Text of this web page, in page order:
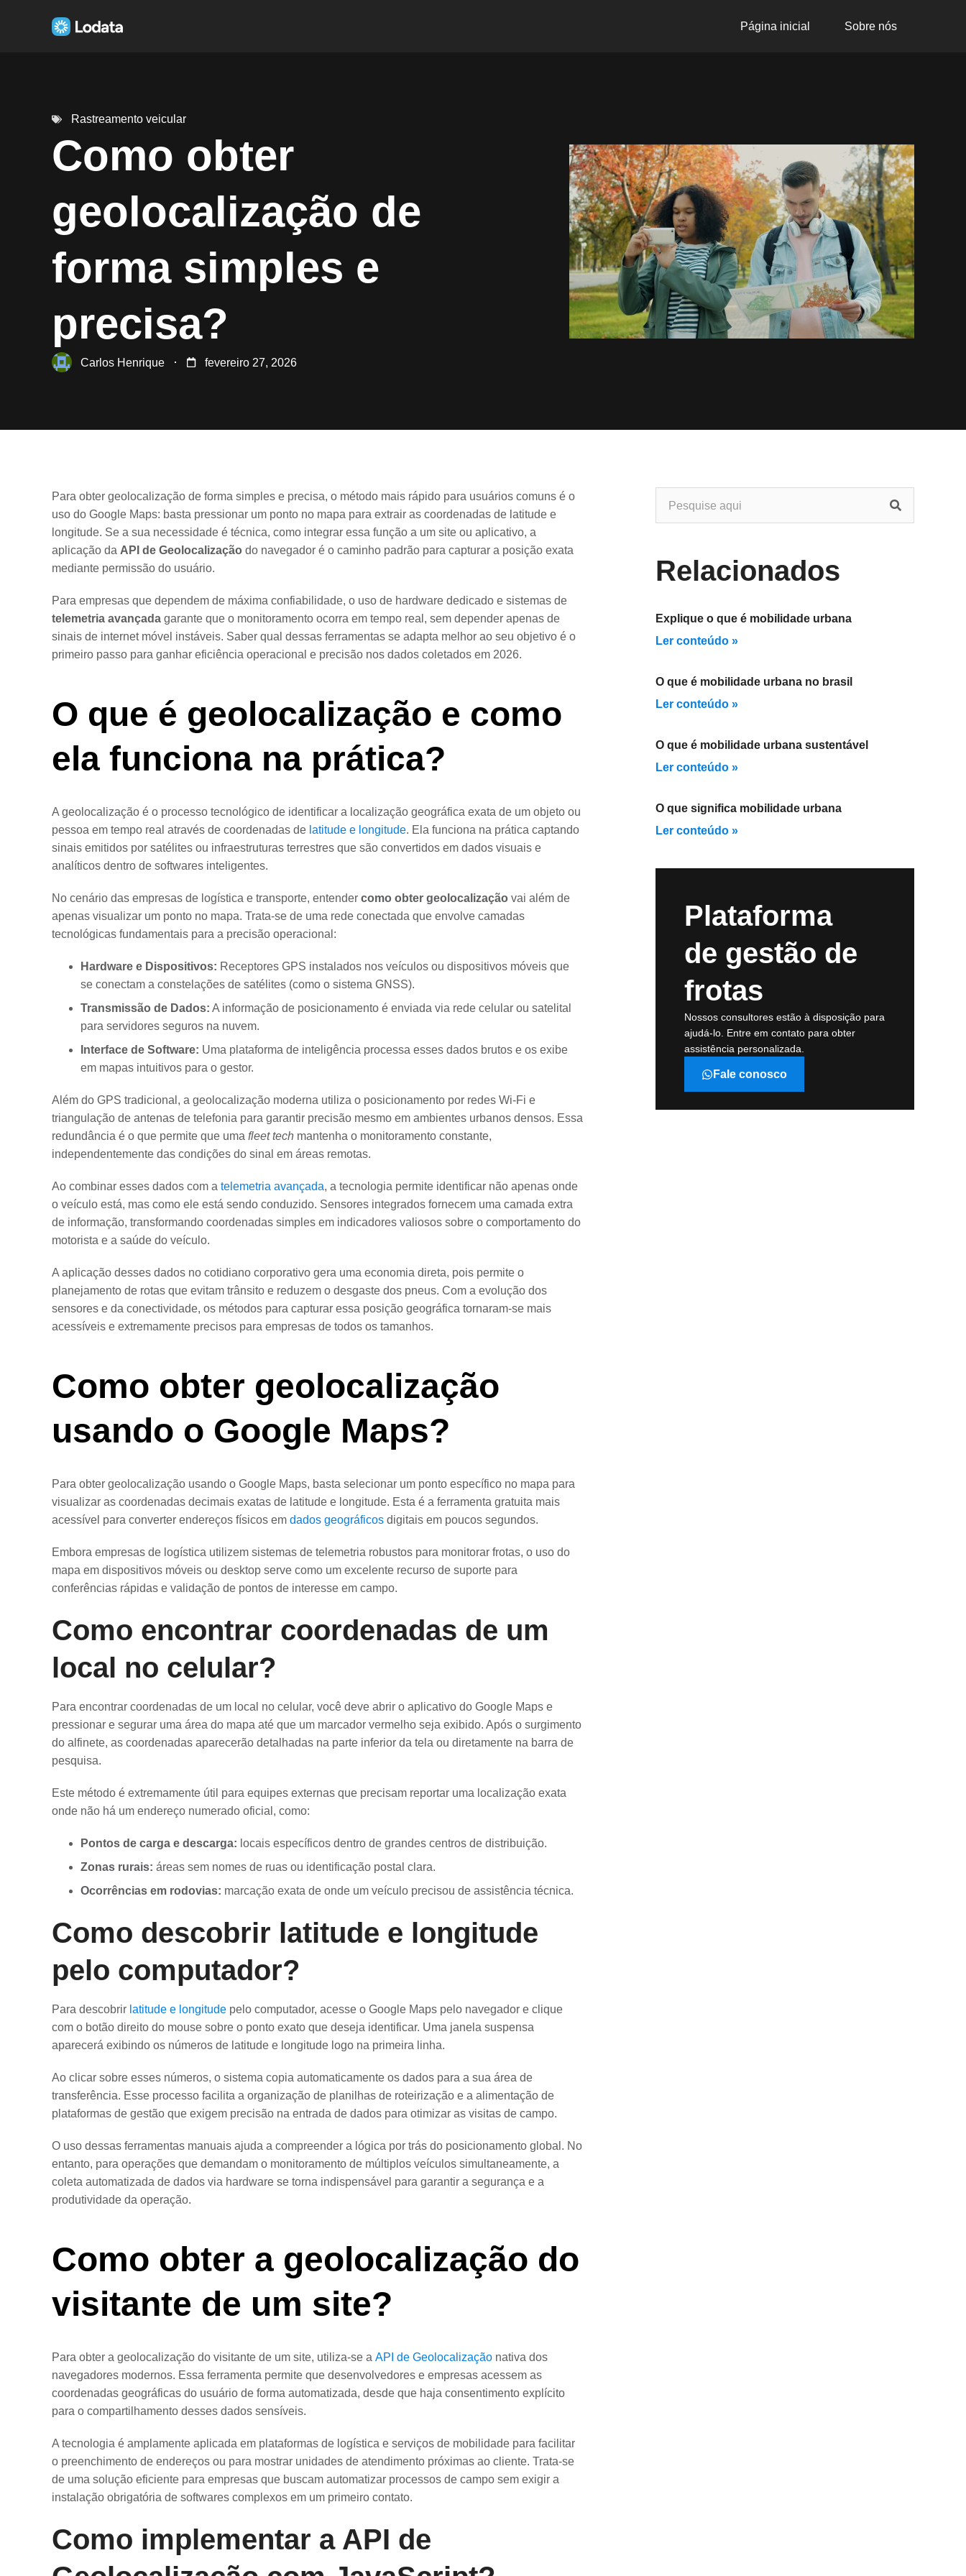
Página inicial Sobre nós
Rastreamento veicular
Como obter
geolocalização de
forma simples e
precisa?
Carlos Henrique fevereiro 27, 2026
Para obter geolocalização de forma simples e precisa, o método mais rápido para usuários comuns é o
uso do Google Maps: basta pressionar um ponto no mapa para extrair as coordenadas de latitude e
longitude. Se a sua necessidade é técnica, como integrar essa função a um site ou aplicativo, a
aplicação da API de Geolocalização do navegador é o caminho padrão para capturar a posição exata
mediante permissão do usuário.
Para empresas que dependem de máxima confiabilidade, o uso de hardware dedicado e sistemas de
telemetria avançada garante que o monitoramento ocorra em tempo real, sem depender apenas de
sinais de internet móvel instáveis. Saber qual dessas ferramentas se adapta melhor ao seu objetivo é o
primeiro passo para ganhar eficiência operacional e precisão nos dados coletados em 2026.
O que é geolocalização e como
ela funciona na prática?
A geolocalização é o processo tecnológico de identificar a localização geográfica exata de um objeto ou
pessoa em tempo real através de coordenadas de latitude e longitude. Ela funciona na prática captando
sinais emitidos por satélites ou infraestruturas terrestres que são convertidos em dados visuais e
analíticos dentro de softwares inteligentes.
No cenário das empresas de logística e transporte, entender como obter geolocalização vai além de
apenas visualizar um ponto no mapa. Trata-se de uma rede conectada que envolve camadas
tecnológicas fundamentais para a precisão operacional:
Hardware e Dispositivos: Receptores GPS instalados nos veículos ou dispositivos móveis que
se conectam a constelações de satélites (como o sistema GNSS).
Transmissão de Dados: A informação de posicionamento é enviada via rede celular ou satelital
para servidores seguros na nuvem.
Interface de Software: Uma plataforma de inteligência processa esses dados brutos e os exibe
em mapas intuitivos para o gestor.
Além do GPS tradicional, a geolocalização moderna utiliza o posicionamento por redes Wi-Fi e
triangulação de antenas de telefonia para garantir precisão mesmo em ambientes urbanos densos. Essa
redundância é o que permite que uma fleet tech mantenha o monitoramento constante,
independentemente das condições do sinal em áreas remotas.
Ao combinar esses dados com a telemetria avançada, a tecnologia permite identificar não apenas onde
o veículo está, mas como ele está sendo conduzido. Sensores integrados fornecem uma camada extra
de informação, transformando coordenadas simples em indicadores valiosos sobre o comportamento do
motorista e a saúde do veículo.
A aplicação desses dados no cotidiano corporativo gera uma economia direta, pois permite o
planejamento de rotas que evitam trânsito e reduzem o desgaste dos pneus. Com a evolução dos
sensores e da conectividade, os métodos para capturar essa posição geográfica tornaram-se mais
acessíveis e extremamente precisos para empresas de todos os tamanhos.
Como obter geolocalização
usando o Google Maps?
Para obter geolocalização usando o Google Maps, basta selecionar um ponto específico no mapa para
visualizar as coordenadas decimais exatas de latitude e longitude. Esta é a ferramenta gratuita mais
acessível para converter endereços físicos em dados geográficos digitais em poucos segundos.
Embora empresas de logística utilizem sistemas de telemetria robustos para monitorar frotas, o uso do
mapa em dispositivos móveis ou desktop serve como um excelente recurso de suporte para
conferências rápidas e validação de pontos de interesse em campo.
Como encontrar coordenadas de um
local no celular?
Para encontrar coordenadas de um local no celular, você deve abrir o aplicativo do Google Maps e
pressionar e segurar uma área do mapa até que um marcador vermelho seja exibido. Após o surgimento
do alfinete, as coordenadas aparecerão detalhadas na parte inferior da tela ou diretamente na barra de
pesquisa.
Este método é extremamente útil para equipes externas que precisam reportar uma localização exata
onde não há um endereço numerado oficial, como:
Pontos de carga e descarga: locais específicos dentro de grandes centros de distribuição.
Zonas rurais: áreas sem nomes de ruas ou identificação postal clara.
Ocorrências em rodovias: marcação exata de onde um veículo precisou de assistência técnica.
Como descobrir latitude e longitude
pelo computador?
Para descobrir latitude e longitude pelo computador, acesse o Google Maps pelo navegador e clique
com o botão direito do mouse sobre o ponto exato que deseja identificar. Uma janela suspensa
aparecerá exibindo os números de latitude e longitude logo na primeira linha.
Ao clicar sobre esses números, o sistema copia automaticamente os dados para a sua área de
transferência. Esse processo facilita a organização de planilhas de roteirização e a alimentação de
plataformas de gestão que exigem precisão na entrada de dados para otimizar as visitas de campo.
O uso dessas ferramentas manuais ajuda a compreender a lógica por trás do posicionamento global. No
entanto, para operações que demandam o monitoramento de múltiplos veículos simultaneamente, a
coleta automatizada de dados via hardware se torna indispensável para garantir a segurança e a
produtividade da operação.
Como obter a geolocalização do
visitante de um site?
Para obter a geolocalização do visitante de um site, utiliza-se a API de Geolocalização nativa dos
navegadores modernos. Essa ferramenta permite que desenvolvedores e empresas acessem as
coordenadas geográficas do usuário de forma automatizada, desde que haja consentimento explícito
para o compartilhamento desses dados sensíveis.
A tecnologia é amplamente aplicada em plataformas de logística e serviços de mobilidade para facilitar
o preenchimento de endereços ou para mostrar unidades de atendimento próximas ao cliente. Trata-se
de uma solução eficiente para empresas que buscam automatizar processos de campo sem exigir a
instalação obrigatória de softwares complexos em um primeiro contato.
Como implementar a API de
Relacionados
Explique o que é mobilidade urbana
Ler conteúdo »
O que é mobilidade urbana no brasil
Ler conteúdo »
O que é mobilidade urbana sustentável
Ler conteúdo »
O que significa mobilidade urbana
Ler conteúdo »
Plataforma
de gestão de
frotas
Nossos consultores estão à disposição para
ajudá-lo. Entre em contato para obter
assistência personalizada.
Fale conosco